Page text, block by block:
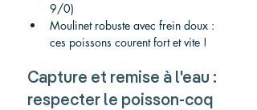
9/0)
Moulinet robuste avec frein doux :
ces poissons courent fort et vite !
Capture et remise à l'eau :
respecter le poisson-coq